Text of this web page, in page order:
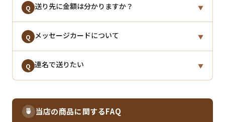
A 只今のところ、熨斗に対応している商品のご用意がご
Q 送り先に金額は分かりますか？ ▼
A ご依頼がない限り明細書及び金額がわかるものは一切
さいませ。
Q メッセージカードについて ▼
A 一部メッセージカードに対応している商品のみの対応
Q 連名で送りたい ▼
だき、ご注文をお願いいたします。
🍵 当店の商品に関するFAQ